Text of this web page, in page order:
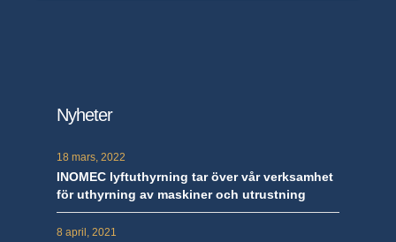
Nyheter
18 mars, 2022
INOMEC lyftuthyrning tar över vår verksamhet
för uthyrning av maskiner och utrustning
8 april, 2021